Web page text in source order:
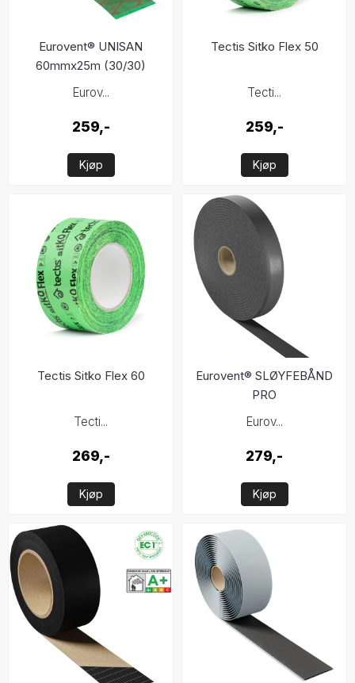
Eurovent® UNISAN
60mmx25m (30/30)
Eurov...
259,-
Kjøp
Tectis Sitko Flex 50
Tecti...
259,-
Kjøp
Tectis Sitko Flex 60
Tecti...
269,-
Kjøp
Eurovent® SLØYFEBÅND
PRO
Eurov...
279,-
Kjøp